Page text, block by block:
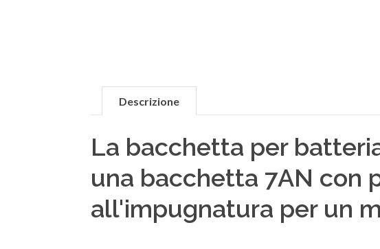
Descrizione
La bacchetta per
una bacchetta 7AN con
all'impugnatura per un